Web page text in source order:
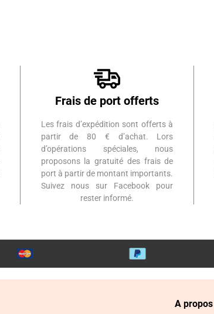
Frais de port offerts
Les frais d’expédition sont offerts à
partir de 80 € d’achat. Lors
d’opérations spéciales, nous
proposons la gratuité des frais de
port à partir de montant importants.
Suivez nous sur Facebook pour
rester informé.
A propos